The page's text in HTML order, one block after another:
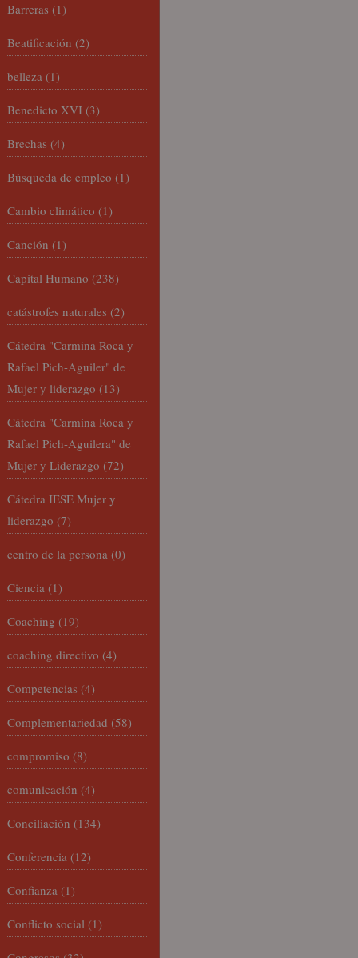
Barreras (1)
Beatificación (2)
belleza (1)
Benedicto XVI (3)
Brechas (4)
Búsqueda de empleo (1)
Cambio climático (1)
Canción (1)
Capital Humano (238)
catástrofes naturales (2)
Cátedra "Carmina Roca y
Rafael Pich-Aguiler" de
Mujer y liderazgo (13)
Cátedra "Carmina Roca y
Rafael Pich-Aguilera" de
Mujer y Liderazgo (72)
Cátedra IESE Mujer y
liderazgo (7)
centro de la persona (0)
Ciencia (1)
Coaching (19)
coaching directivo (4)
Competencias (4)
Complementariedad (58)
compromiso (8)
comunicación (4)
Conciliación (134)
Conferencia (12)
Confianza (1)
Conflicto social (1)